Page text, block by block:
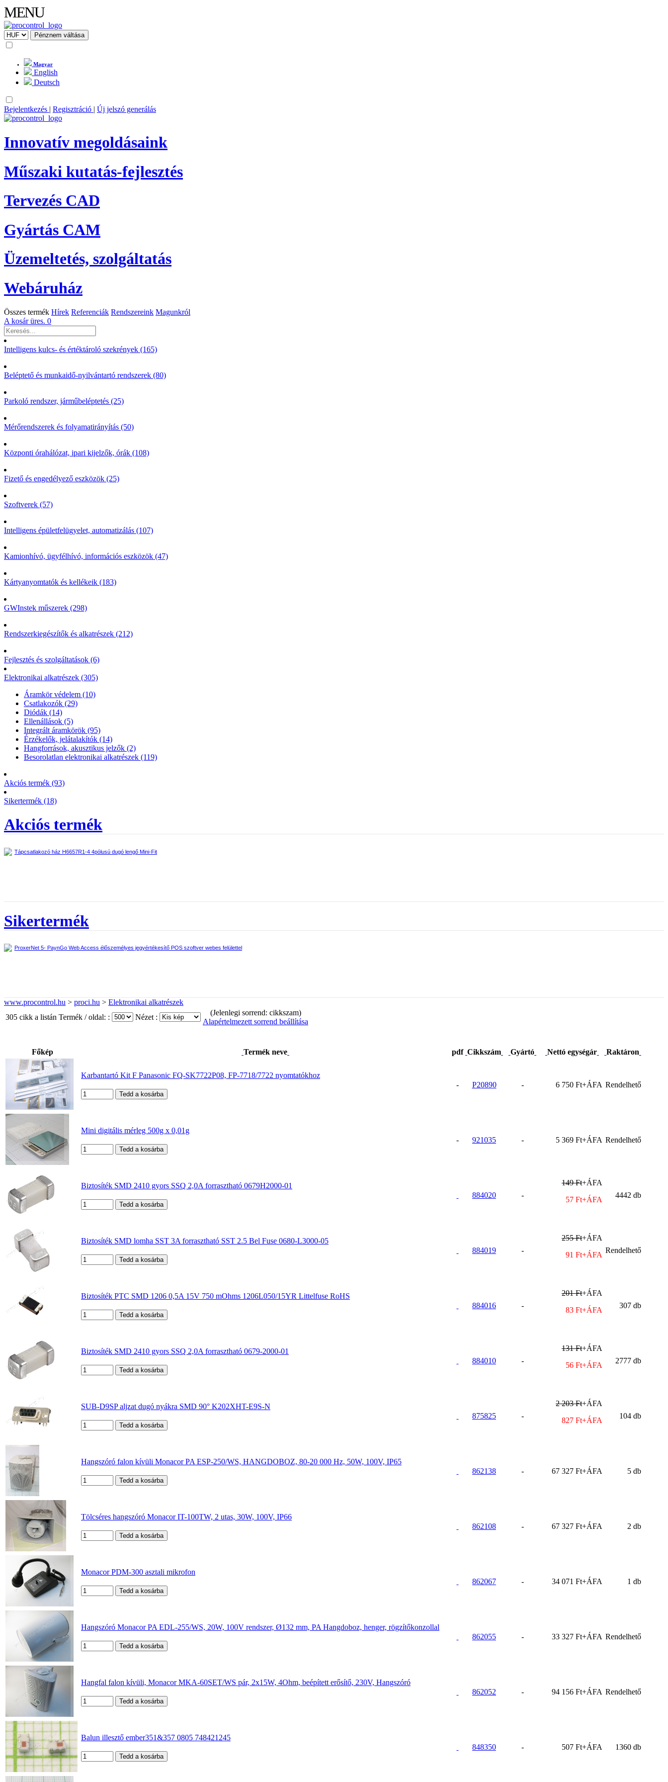
MENU
Magyar
English
Deutsch
Bejelentkezés | Regisztráció | Új jelszó generálás
Innovatív megoldásaink
Műszaki kutatás-fejlesztés
Tervezés CAD
Gyártás CAM
Üzemeltetés, szolgáltatás
Webáruház
Összes termék Hírek Referenciák Rendszereink Magunkról
A kosár üres. 0
Intelligens kulcs- és értéktároló szekrények (165)
Beléptető és munkaidő-nyilvántartó rendszerek (80)
Parkoló rendszer, járműbeléptetés (25)
Mérőrendszerek és folyamatirányítás (50)
Központi órahálózat, ipari kijelzők, órák (108)
Fizető és engedélyező eszközök (25)
Szoftverek (57)
Intelligens épületfelügyelet, automatizálás (107)
Kamionhívó, ügyfélhívó, információs eszközök (47)
Kártyanyomtatók és kellékeik (183)
GWInstek műszerek (298)
Rendszerkiegészítők és alkatrészek (212)
Fejlesztés és szolgáltatások (6)
Elektronikai alkatrészek (305)
Áramkör védelem (10)
Csatlakozók (29)
Diódák (14)
Ellenállások (5)
Integrált áramkörök (95)
Érzékelők, jelátalakítók (14)
Hangforrások, akusztikus jelzők (2)
Besorolatlan elektronikai alkatrészek (119)
Akciós termék (93)
Sikertermék (18)
Akciós termék
Tápcsatlakozó ház H6657R1-4 4pólusú dugó lengő Mini-Fit
Sikertermék
ProxerNet 5- PaynGo Web Access élőszemélyes jegyértékesítő POS szoftver webes felülettel
www.procontrol.hu > proci.hu > Elektronikai alkatrészek
305 cikk a listán Termék / oldal: : Nézet :
(Jelenlegi sorrend: cikkszam)
Alapértelmezett sorrend beállítása
Főkép Termék neve pdf Cikkszám Gyártó Nettó egységár Raktáron
Karbantartó Kit F Panasonic FQ-SK7722P08, FP-7718/7722 nyomtatókhoz
-
P20890 - 6 750 Ft+ÁFA Rendelhető
Mini digitális mérleg 500g x 0,01g
-
921035 - 5 369 Ft+ÁFA Rendelhető
Biztosíték SMD 2410 gyors SSQ 2,0A forrasztható 0679H2000-01
884020
-
149 Ft+ÁFA
57 Ft+ÁFA
4442 db
Biztosíték SMD lomha SST 3A forrasztható SST 2.5 Bel Fuse 0680-L3000-05
884019
-
255 Ft+ÁFA
91 Ft+ÁFA
Rendelhető
Biztosíték PTC SMD 1206 0,5A 15V 750 mOhms 1206L050/15YR Littelfuse RoHS
884016
-
201 Ft+ÁFA
83 Ft+ÁFA
307 db
Biztosíték SMD 2410 gyors SSQ 2,0A forrasztható 0679-2000-01
884010
-
131 Ft+ÁFA
56 Ft+ÁFA
2777 db
SUB-D9SP aljzat dugó nyákra SMD 90° K202XHT-E9S-N
875825
-
2 203 Ft+ÁFA
827 Ft+ÁFA
104 db
Hangszóró falon kívüli Monacor PA ESP-250/WS, HANGDOBOZ, 80-20 000 Hz, 50W, 100V, IP65
862138
- 67 327 Ft+ÁFA 5 db
Tölcséres hangszóró Monacor IT-100TW, 2 utas, 30W, 100V, IP66
862108
- 67 327 Ft+ÁFA 2 db
Monacor PDM-300 asztali mikrofon
862067
- 34 071 Ft+ÁFA 1 db
Hangszóró Monacor PA EDL-255/WS, 20W, 100V rendszer, Ø132 mm, PA Hangdoboz, henger, rögzítőkonzollal
862055
- 33 327 Ft+ÁFA Rendelhető
Hangfal falon kívüli, Monacor MKA-60SET/WS pár, 2x15W, 4Ohm, beépített erősítő, 230V, Hangszóró
862052
- 94 156 Ft+ÁFA Rendelhető
Balun illesztő ember351&357 0805 748421245
848350
- 507 Ft+ÁFA 1360 db